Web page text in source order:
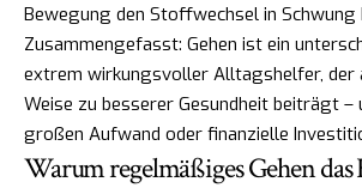
Bewegung den Stoffwechsel in Schwung
Zusammengefasst: Gehen ist ein
extrem wirkungsvoller Alltagshelfer, der
Weise zu besserer Gesundheit beiträgt –
großen Aufwand oder finanzielle
Warum regelmäßiges Gehen das